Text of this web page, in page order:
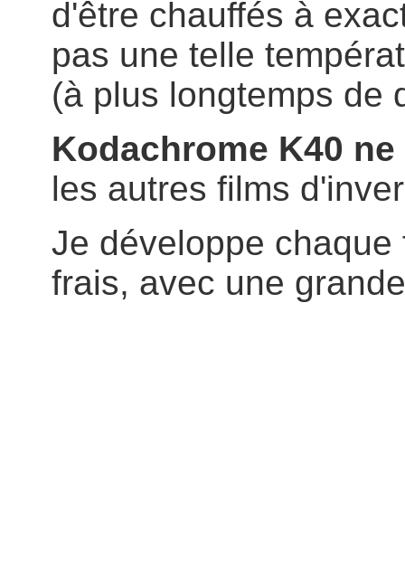
d'être chauffés à
pas une telle
(à plus longtemps de
Kodachrome K40 ne
les autres films
Je développe
frais, avec une